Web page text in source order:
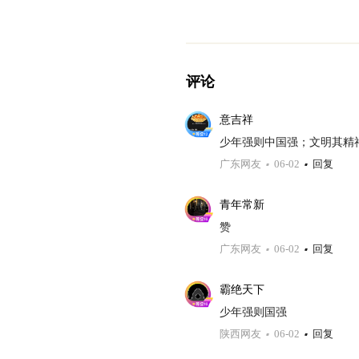
评论
意吉祥
少年强则中国强；文明其精
广东网友
06-02 回复
青年常新
赞
广东网友
06-02 回复
霸绝天下
少年强则国强
陕西网友
06-02 回复